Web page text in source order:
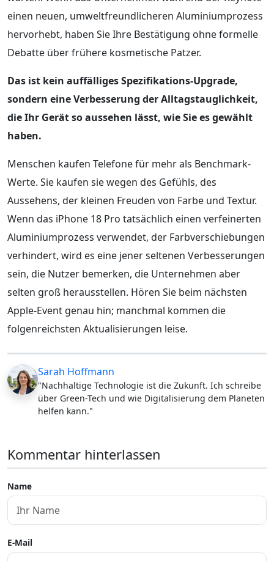
einen neuen, umweltfreundlicheren Aluminiumprozess
hervorhebt, haben Sie Ihre Bestätigung ohne formelle
Debatte über frühere kosmetische Patzer.
Das ist kein auffälliges Spezifikations-Upgrade,
sondern eine Verbesserung der Alltagstauglichkeit,
die Ihr Gerät so aussehen lässt, wie Sie es gewählt
haben.
Menschen kaufen Telefone für mehr als Benchmark-
Werte. Sie kaufen sie wegen des Gefühls, des
Aussehens, der kleinen Freuden von Farbe und Textur.
Wenn das iPhone 18 Pro tatsächlich einen verfeinerten
Aluminiumprozess verwendet, der Farbverschiebungen
verhindert, wird es eine jener seltenen Verbesserungen
sein, die Nutzer bemerken, die Unternehmen aber
selten groß herausstellen. Hören Sie beim nächsten
Apple-Event genau hin; manchmal kommen die
folgenreichsten Aktualisierungen leise.
Sarah Hoffmann
"Nachhaltige Technologie ist die Zukunft. Ich schreibe
über Green-Tech und wie Digitalisierung dem Planeten
helfen kann."
Kommentar hinterlassen
Name
E-Mail